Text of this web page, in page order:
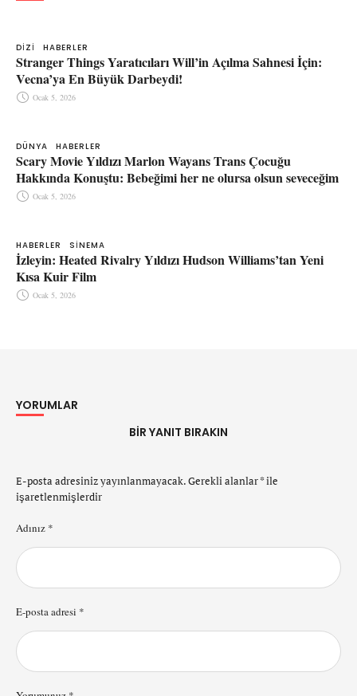
DIZI HABERLER
Stranger Things Yaratıcıları Will’in Açılma Sahnesi İçin:
Vecna’ya En Büyük Darbeydi!
Ocak 5, 2026
DÜNYA HABERLER
Scary Movie Yıldızı Marlon Wayans Trans Çocuğu
Hakkında Konuştu: Bebeğimi her ne olursa olsun seveceğim
Ocak 5, 2026
HABERLER SINEMA
İzleyin: Heated Rivalry Yıldızı Hudson Williams’tan Yeni
Kısa Kuir Film
Ocak 5, 2026
YORUMLAR
BIR YANIT BIRAKIN
E-posta adresiniz yayınlanmayacak.Gerekli alanlar*ile
işaretlenmişlerdir
Adınız *
E-posta adresi *